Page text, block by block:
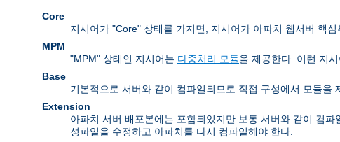
Core
지시어가 "Core" 상태를 가지면, 지시어가 아파치 웹서버 핵
MPM
"MPM" 상태인 지시어는 다중처리 모듈을 제공한다. 이런 지
Base
기본적으로 서버와 같이 컴파일되므로 직접 구성에서 모듈을
Extension
아파치 서버 배포본에는 포함되있지만 보통 서버와 같이 컴
성파일을 수정하고 아파치를 다시 컴파일해야 한다.